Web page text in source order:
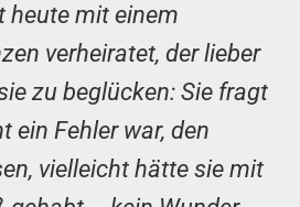
heute mit einem
verheiratet, der lieber
zu beglücken: Sie fragt
ein Fehler war, den
vielleicht hätte sie mit